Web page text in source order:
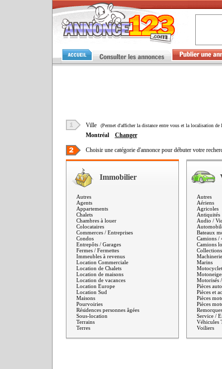
Ville (Permet d'afficher la distance entre vous et la localisation de
Montréal Changer
Choisir une catégorie d'annonce pour débuter votre
Immobilier
Autres
Agents
Appartements
Chalets
Chambres à louer
Colocataires
Commerces / Entreprises
Condos
Entrepôts / Garages
Fermes / Fermettes
Immeubles à revenus
Location Commerciale
Location de Chalets
Location de maisons
Location de vacances
Location Europe
Location Sud
Maisons
Pourvoiries
Résidences personnes âgées
Sous-location
Terrains
Terres
Autres
Aériens
Agricoles
Antiquités
Audio /
Bateaux
Camions /
Camions
Collections
Marins
Motorisés
Pièces
Pièces et
Pièces
Pièces
Remorques
Service /
Véhicules
Voiliers